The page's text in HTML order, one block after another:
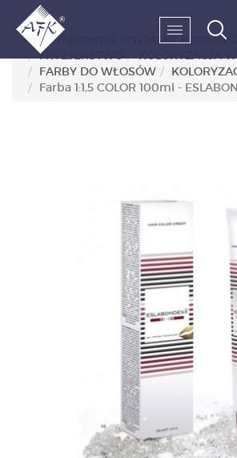
SKLEP:
WYPOSAŻENIE
MĘŻCZYZNA
BESTSELLERY
POLECAMY
AFK - Hurtownia Fryzjersko
FRYZJERSTWO
KOLORYZACJA
FARBY DO WŁOSÓW
Farba 1:1,5 COLOR 100ml -